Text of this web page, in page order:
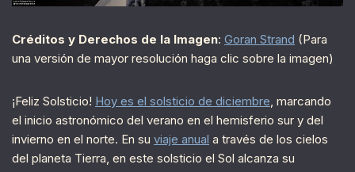
Créditos y Derechos de la Imagen: Goran Strand (Para
una versión de mayor resolución haga clic sobre la imagen)
¡Feliz Solsticio! Hoy es el solsticio de diciembre, marcando
el inicio astronómico del verano en el hemisferio sur y del
invierno en el norte. En su viaje anual a través de los cielos
del planeta Tierra, en este solsticio el Sol alcanza su